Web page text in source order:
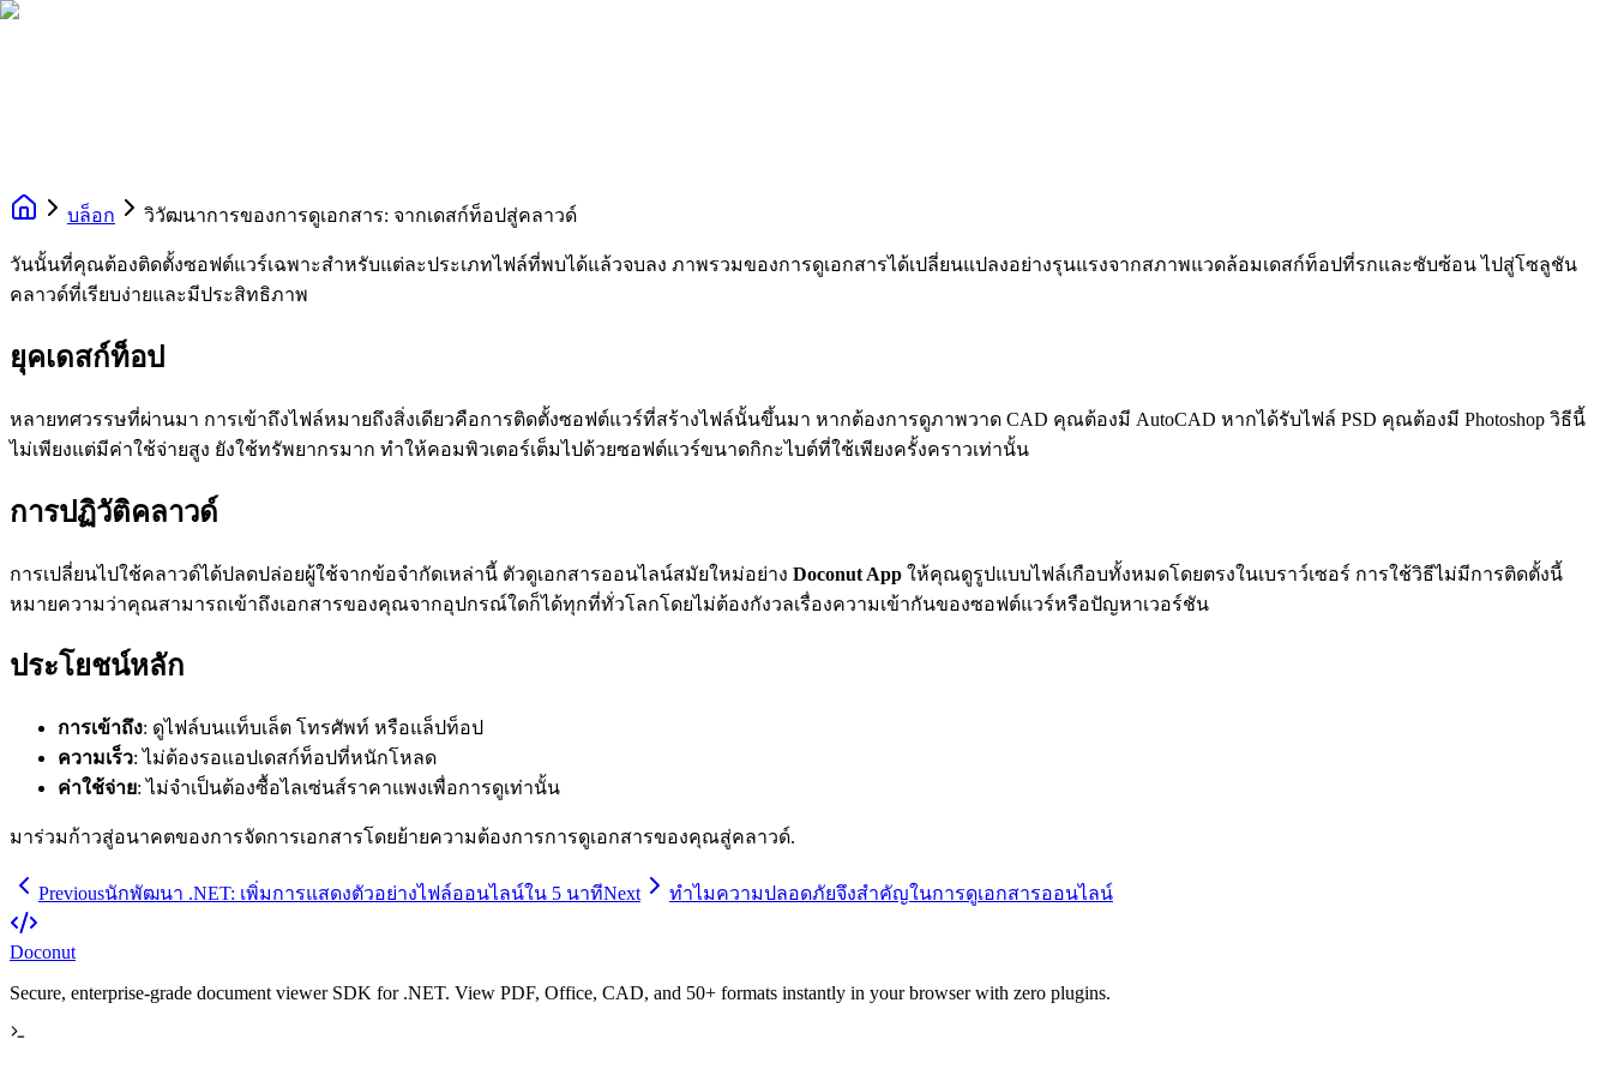
บล็อก วิวัฒนาการของการดูเอกสาร: จากเดสก์ท็อปสู่คลาวด์
วันนั้นที่คุณต้องติดตั้งซอฟต์แวร์เฉพาะสำหรับแต่ละประเภทไฟล์ที่พบได้แล้วจบลง ภาพรวมของการดูเอกสารได้เปลี่ยนแปลงอย่างรุนแรงจากสภาพแวดล้อมเดสก์ท็อปที่รกและซับซ้อน ไปสู่โซลูชัน
คลาวด์ที่เรียบง่ายและมีประสิทธิภาพ
ยุคเดสก์ท็อป
หลายทศวรรษที่ผ่านมา การเข้าถึงไฟล์หมายถึงสิ่งเดียวคือการติดตั้งซอฟต์แวร์ที่สร้างไฟล์นั้นขึ้นมา หากต้องการดูภาพวาด CAD คุณต้องมี AutoCAD หากได้รับไฟล์ PSD คุณต้องมี Photoshop วิธีนี้
ไม่เพียงแต่มีค่าใช้จ่ายสูง ยังใช้ทรัพยากรมาก ทำให้คอมพิวเตอร์เต็มไปด้วยซอฟต์แวร์ขนาดกิกะไบต์ที่ใช้เพียงครั้งคราวเท่านั้น
การปฏิวัติคลาวด์
การเปลี่ยนไปใช้คลาวด์ได้ปลดปล่อยผู้ใช้จากข้อจำกัดเหล่านี้ ตัวดูเอกสารออนไลน์สมัยใหม่อย่าง Doconut App ให้คุณดูรูปแบบไฟล์เกือบทั้งหมดโดยตรงในเบราว์เซอร์ การใช้วิธีไม่มีการติดตั้งนี้
หมายความว่าคุณสามารถเข้าถึงเอกสารของคุณจากอุปกรณ์ใดก็ได้ทุกที่ทั่วโลกโดยไม่ต้องกังวลเรื่องความเข้ากันของซอฟต์แวร์หรือปัญหาเวอร์ชัน
ประโยชน์หลัก
การเข้าถึง: ดูไฟล์บนแท็บเล็ต โทรศัพท์ หรือแล็ปท็อป
ความเร็ว: ไม่ต้องรอแอปเดสก์ท็อปที่หนักโหลด
ค่าใช้จ่าย: ไม่จำเป็นต้องซื้อไลเซ่นส์ราคาแพงเพื่อการดูเท่านั้น
มาร่วมก้าวสู่อนาคตของการจัดการเอกสารโดยย้ายความต้องการการดูเอกสารของคุณสู่คลาวด์.
Previousนักพัฒนา .NET: เพิ่มการแสดงตัวอย่างไฟล์ออนไลน์ใน 5 นาทีNext ทำไมความปลอดภัยจึงสำคัญในการดูเอกสารออนไลน์
Doconut
Secure, enterprise-grade document viewer SDK for .NET. View PDF, Office, CAD, and 50+ formats instantly in your browser with zero plugins.